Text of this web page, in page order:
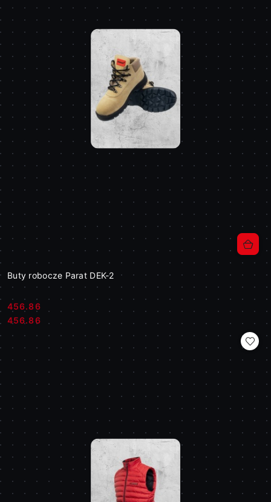
Buty robocze Parat DEK-2
Cena:
456.86
Cena:
456.86